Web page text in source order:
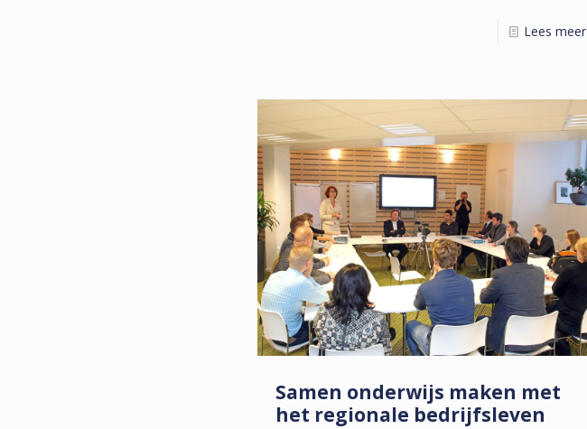
Lees meer
Samen onderwijs maken met
het regionale bedrijfsleven